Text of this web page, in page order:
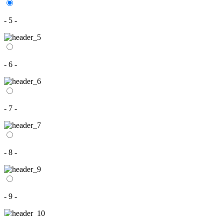
- 5 -
- 6 -
- 7 -
- 8 -
- 9 -